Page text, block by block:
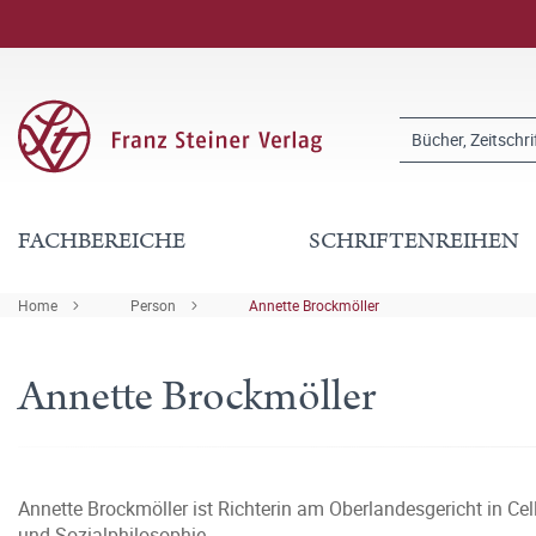
FACHBEREICHE SCHRIFTENREIHEN
Home Person Annette Brockmöller
Annette Brockmöller
Annette Brockmöller ist Richterin am Oberlandesgericht in